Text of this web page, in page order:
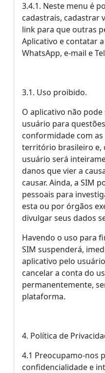
3.4.1. Neste menu é
cadastrais, cadastrar
link para que outras
Aplicativo e contatar
WhatsApp, e-mail e
3.1. Uso proibido.
O aplicativo não
usuário para
conformidade com
território brasileiro e,
usuário será
danos que vier a
causar. Ainda, a SIM
pessoais para
esta ou por órgãos
divulgar seus dados
Havendo o uso para
SIM suspenderá,
aplicativo pelo
cancelar a conta do
permanentemente,
plataforma.
4. Política de
4.1 Preocupamo-nos
confidencialidade e